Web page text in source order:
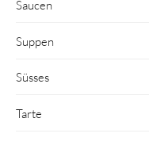
Saucen
Suppen
Süsses
Tarte